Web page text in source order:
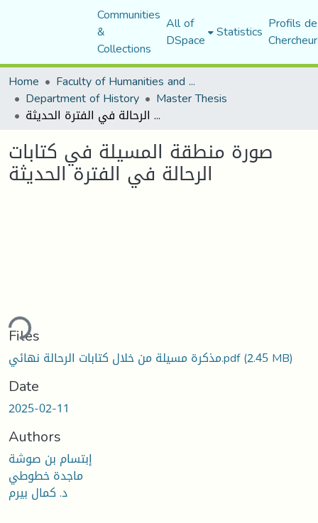
Communities
&
Collections
All of
DSpace Statistics Profils
Home
Faculty of Humanities and Social Sciences
Department of History Master Thesis
صورة منطقة المسيلة في كتابات الرحالة في الفترة الحديثة
صورة منطقة المسيلة في كتابات
الرحالة في الفترة الحديثة
Files
مذكرة مسيلة من خلال كتابات الرحالة نهائي.pdf(2.45 MB)
Date
2025-02-11
Authors
إبتسام بن صوشة
ماجدة خطوطي
د. كمال بيرم